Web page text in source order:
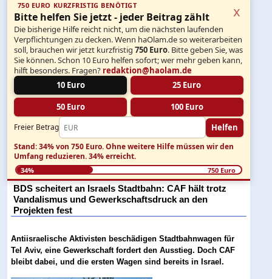
750 EURO KURZFRISTIG BENÖTIGT
Bitte helfen Sie jetzt - jeder Beitrag zählt
Die bisherige Hilfe reicht nicht, um die nächsten laufenden
Verpflichtungen zu decken. Wenn haOlam.de so weiterarbeiten
soll, brauchen wir jetzt kurzfristig750 Euro. Bitte geben Sie, was
Sie können. Schon 10 Euro helfen sofort; wer mehr geben kann,
hilft besonders. Fragen? redaktion@haolam.de
10 Euro
25 Euro
50 Euro 100 Euro
Freier Betrag Helfen
x
Stand: 34% von 750 Euro.Ohne weitere Hilfe müssen wir den
Umfang reduzieren.34% erreicht.
34% 750 Euro
BDS scheitert an Israels Stadtbahn: CAF hält trotz
Vandalismus und Gewerkschaftsdruck an den
Projekten fest
Antiisraelische Aktivisten beschädigen Stadtbahnwagen für
Tel Aviv, eine Gewerkschaft fordert den Ausstieg. Doch CAF
bleibt dabei, und die ersten Wagen sind bereits in Israel.